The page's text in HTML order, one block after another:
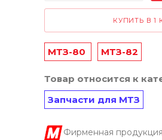
КУПИТЬ В 1
МТЗ-80 МТЗ-82
Товар относится к
Запчасти для МТЗ
Фирменная продукция